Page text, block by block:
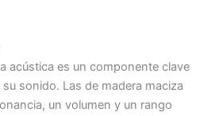
acústica es un componente clave
sonido. Las de madera maciza
un volumen y un rango